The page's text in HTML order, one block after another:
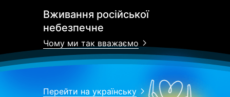
Вживання російської
небезпечне
Чому ми так вважаємо
Перейти на українську